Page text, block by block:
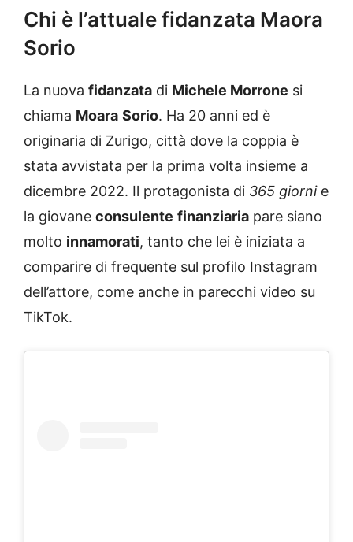
Chi è l’attuale fidanzata Maora
Sorio
La nuova fidanzata di Michele Morrone si
chiama Moara Sorio. Ha 20 anni ed è
originaria di Zurigo, città dove la coppia è
stata avvistata per la prima volta insieme a
dicembre 2022. Il protagonista di 365 giornie
la giovane consulente finanziaria pare siano
molto innamorati, tanto che lei è iniziata a
comparire di frequente sul profilo Instagram
dell’attore, come anche in parecchi video su
TikTok.